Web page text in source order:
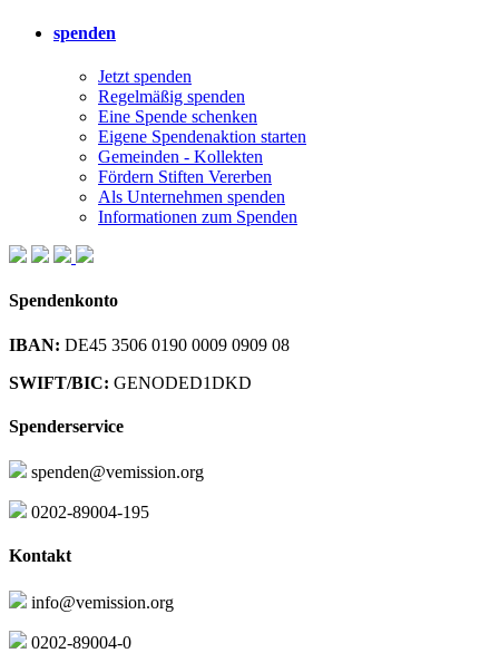
spenden
Jetzt spenden
Regelmäßig spenden
Eine Spende schenken
Eigene Spendenaktion starten
Gemeinden - Kollekten
Fördern Stiften Vererben
Als Unternehmen spenden
Informationen zum Spenden
Spendenkonto
IBAN: DE45 3506 0190 0009 0909 08
SWIFT/BIC: GENODED1DKD
Spenderservice
spenden@vemission.org
0202-89004-195
Kontakt
info@vemission.org
0202-89004-0